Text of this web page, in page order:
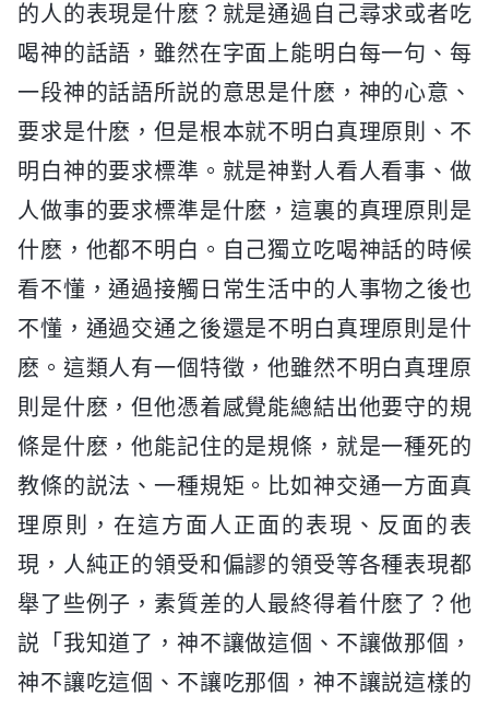
的人的表現是什麽？就是通過自己尋求或者吃
喝神的話語，雖然在字面上能明白每一句、每
一段神的話語所説的意思是什麽，神的心意、
要求是什麽，但是根本就不明白真理原則、不
明白神的要求標準。就是神對人看人看事、做
人做事的要求標準是什麽，這裏的真理原則是
什麽，他都不明白。自己獨立吃喝神話的時候
看不懂，通過接觸日常生活中的人事物之後也
不懂，通過交通之後還是不明白真理原則是什
麽。這類人有一個特徵，他雖然不明白真理原
則是什麽，但他憑着感覺能總結出他要守的規
條是什麽，他能記住的是規條，就是一種死的
教條的説法、一種規矩。比如神交通一方面真
理原則，在這方面人正面的表現、反面的表
現，人純正的領受和偏謬的領受等各種表現都
舉了些例子，素質差的人最終得着什麽了？他
説「我知道了，神不讓做這個、不讓做那個，
神不讓吃這個、不讓吃那個，神不讓説這樣的